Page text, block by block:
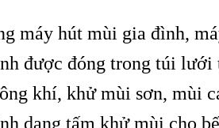
máy hút mùi gia đình,
được đóng trong túi
khí, khử mùi sơn, mùi
dạng tấm khử mùi cho